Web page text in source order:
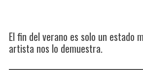
El fin del verano es solo un estado
artista nos lo demuestra.